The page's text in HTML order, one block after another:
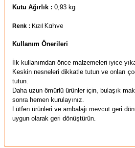
Kutu Ağırlık : 0,93 kg
Renk : Kızıl Kahve
Kullanım Önerileri
İlk kullanımdan önce malzemeleri iyice
Keskin nesneleri dikkatle tutun ve onları
tutun.
Daha uzun ömürlü ürünler için, bulaşık
sonra hemen kurulayınız.
Lütfen ürünleri ve ambalajı mevcut geri
uygun olarak geri dönüştürün.